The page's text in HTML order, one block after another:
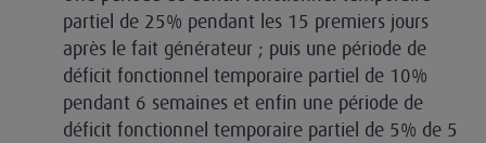
partiel de 25% pendant les 15 premiers jours
après le fait générateur ; puis une période de
déficit fonctionnel temporaire partiel de 10%
pendant 6 semaines et enfin une période de
déficit fonctionnel temporaire partiel de 5% de 5